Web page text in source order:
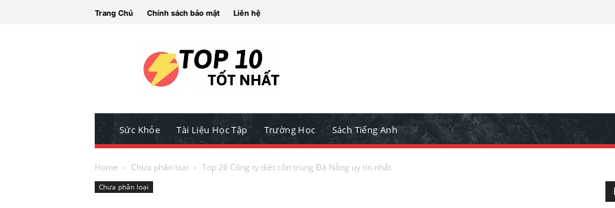
Trang Chủ Chính sách bảo mật Liên hệ
Sức Khỏe Tài Liệu Học Tập Trường Học Sách Tiếng Anh
Home Chưa phân loại Top 26 Công ty diệt côn trùng Đà Nẵng uy tín nhất
Chưa phân loại